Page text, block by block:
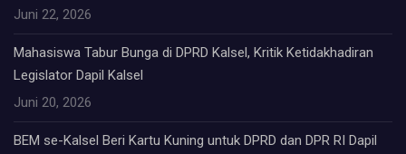
Juni 22, 2026
Mahasiswa Tabur Bunga di DPRD Kalsel, Kritik Ketidakhadiran
Legislator Dapil Kalsel
Juni 20, 2026
BEM se-Kalsel Beri Kartu Kuning untuk DPRD dan DPR RI Dapil